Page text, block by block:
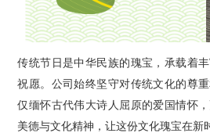
传统节日是中华民族的瑰宝，承载着
祝愿。公司始终坚守对传统文化的尊
仅缅怀古代伟大诗人屈原的爱国情怀
美德与文化精神，让这份文化瑰宝在新